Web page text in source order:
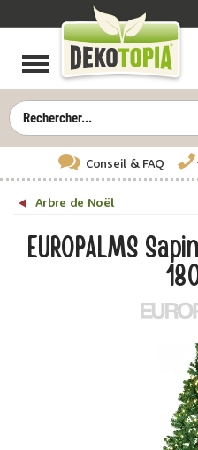
Conseil& FAQ
Arbre de Noël
EUROPALMS